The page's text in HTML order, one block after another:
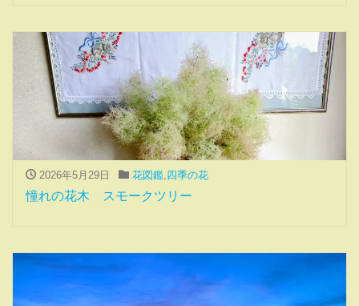
2026年5月29日 花図鑑,四季の花
憧れの花木 スモークツリー